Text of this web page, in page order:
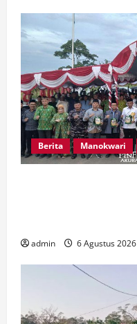
Berita Manokwari
admin 6 Agustus 2026